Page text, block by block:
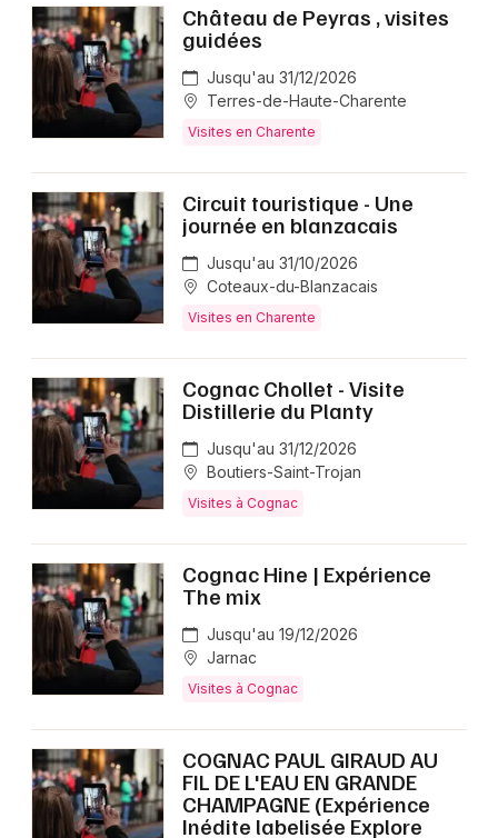
Château de Peyras , visites
guidées
Jusqu'au 31/12/2026
Terres-de-Haute-Charente
Visites en Charente
Circuit touristique - Une
journée en blanzacais
Jusqu'au 31/10/2026
Coteaux-du-Blanzacais
Visites en Charente
Cognac Chollet - Visite
Distillerie du Planty
Jusqu'au 31/12/2026
Boutiers-Saint-Trojan
Visites à Cognac
Cognac Hine | Expérience
The mix
Jusqu'au 19/12/2026
Jarnac
Visites à Cognac
COGNAC PAUL GIRAUD AU
FIL DE L'EAU EN GRANDE
CHAMPAGNE (Expérience
Inédite labelisée Explore